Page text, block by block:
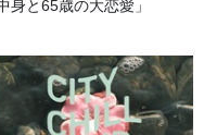
身と65歳の大恋愛」